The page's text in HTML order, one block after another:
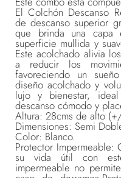
El Colchón Descanso
de descanso superior
que brinda una capa
superficie mullida y
Este acolchado alivia
a reducir los
favoreciendo un
diseño acolchado y
lujo y bienestar,
descanso cómodo y
Altura: 28cms de alto
Dimensiones: Semi
Color: Blanco.
Protector Impermeable:
su vida útil con
impermeable no